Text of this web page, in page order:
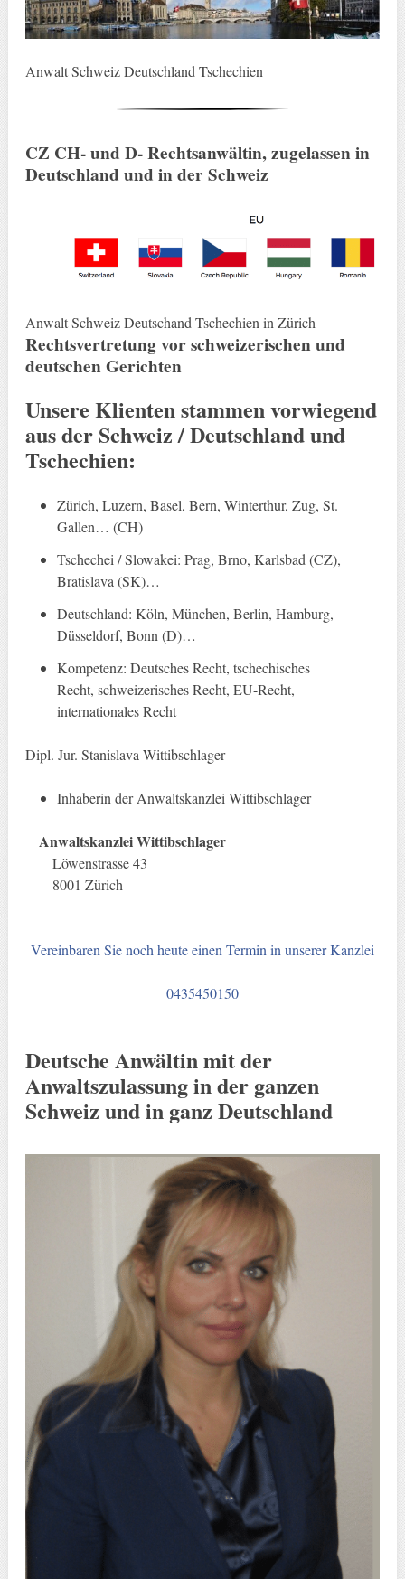
Anwalt Schweiz Deutschland Tschechien
CZ CH- und D- Rechtsanwältin, zugelassen in
Deutschland und in der Schweiz
Anwalt Schweiz Deutschand Tschechien in Zürich
Rechtsvertretung vor schweizerischen und
deutschen Gerichten
Unsere Klienten stammen vorwiegend
aus der Schweiz / Deutschland und
Tschechien:
Zürich, Luzern, Basel, Bern, Winterthur, Zug, St.
Gallen… (CH)
Tschechei / Slowakei: Prag, Brno, Karlsbad (CZ),
Bratislava (SK)…
Deutschland: Köln, München, Berlin, Hamburg,
Düsseldorf, Bonn (D)…
Kompetenz: Deutsches Recht, tschechisches
Recht, schweizerisches Recht, EU-Recht,
internationales Recht
Dipl. Jur. Stanislava Wittibschlager
Inhaberin der Anwaltskanzlei Wittibschlager
Anwaltskanzlei Wittibschlager
Löwenstrasse 43
8001 Zürich
Vereinbaren Sie noch heute einen Termin in unserer Kanzlei
0435450150
Deutsche Anwältin mit der
Anwaltszulassung in der ganzen
Schweiz und in ganz Deutschland